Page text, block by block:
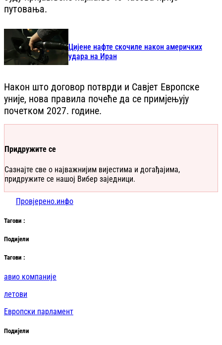
путовања.
Цијене нафте скочиле након америчких
удара на Иран
Након што договор потврди и Савјет Европске
уније, нова правила почеће да се примјењују
почетком 2027. године.
Придружите се
Сазнајте све о најважнијим вијестима и догађајима,
придружите се нашој Вибер заједници.
Провјерено.инфо
Тагови :
Подијели
Тагови :
авио компаније
летови
Европски парламент
Подијели